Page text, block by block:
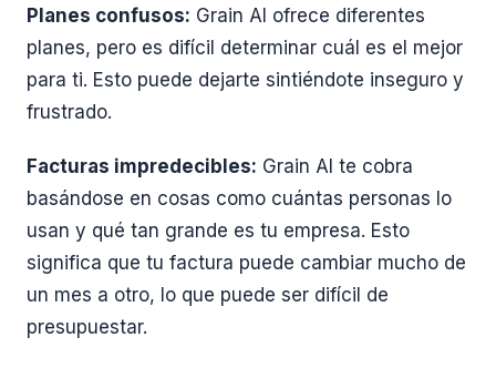
Planes confusos: Grain AI ofrece diferentes
planes, pero es difícil determinar cuál es el mejor
para ti. Esto puede dejarte sintiéndote inseguro y
frustrado.
Facturas impredecibles: Grain AI te cobra
basándose en cosas como cuántas personas lo
usan y qué tan grande es tu empresa. Esto
significa que tu factura puede cambiar mucho de
un mes a otro, lo que puede ser difícil de
presupuestar.